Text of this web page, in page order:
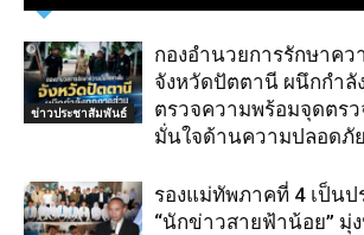
ข่าวประชาสัมพันธ์
กองอำนวยการรักษาค
จังหวัดปัตตานี ผนึกกำลั
ตรวจความพร้อมจุดตรว
มั่นใจด้านความปลอดภั
รองแม่ทัพภาคที่ 4 เป็นป
“นักข่าวสายฟ้าน้อย” มุ่